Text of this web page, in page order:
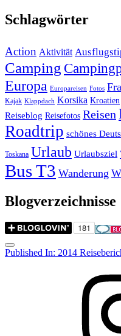
Schlagwörter
Action Aktivität
Camping
Europa Europareisen Fotos
Kajak Klappdach Korsika Kroatien
Reiseblog Reisefotos Reisen
Roadtrip schönes
Toskana Urlaub Urlaubsziel
Bus T3 Wanderung
Blogverzeichnisse
Menu
Post
Published In: 2014